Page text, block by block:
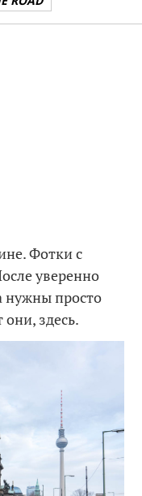
Фотки с
уверенно
нужны просто
здесь.